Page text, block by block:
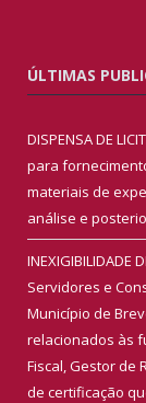
ÚLTIMAS
DISPENSA DE
para
materiais de
análise e
INEXIGIBILIDADE
Servidores e
Município de
relacionados às
Fiscal, Gestor de
de certificação